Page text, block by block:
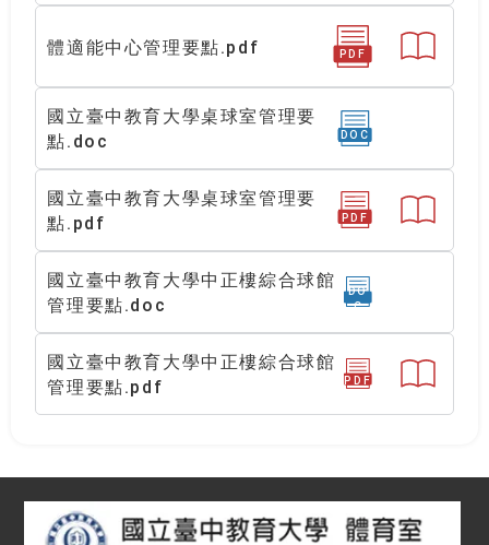
體適能中心管理要點.pdf PDF
國立臺中教育大學桌球室管理要
點.doc
DOC
國立臺中教育大學桌球室管理要
點.pdf
PDF
國立臺中教育大學中正樓綜合球館
管理要點.doc
DO
C
國立臺中教育大學中正樓綜合球館
管理要點.pdf
PDF